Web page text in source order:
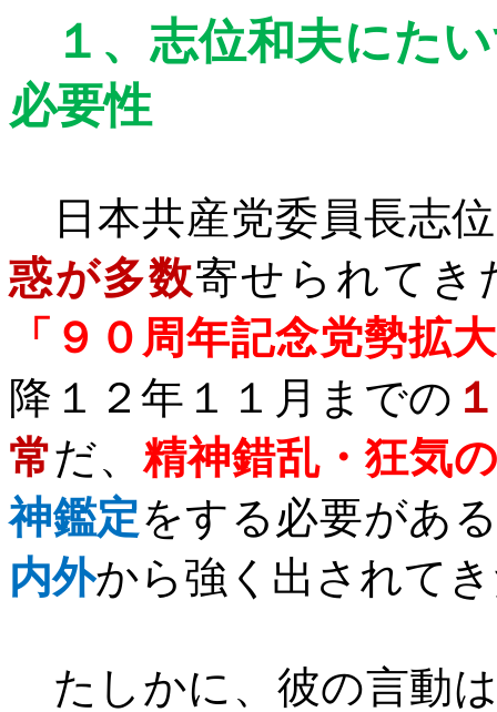
１、 志位和夫にた
必要性
日本共産党委員長志
惑が多数寄せられてき
「９０周年記念党勢拡
降１２年１１月までの
常だ、精神錯乱・狂気
神鑑定をする必要があ
内外から強く出されて
たしかに、彼の言動